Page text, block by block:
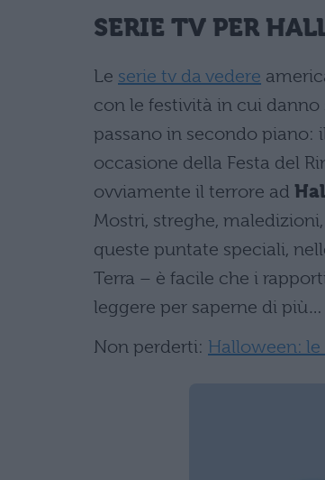
SERIE TV PER
Le serie tv da vedere
con le festività in cui
passano in secondo piano:
occasione della Festa del
ovviamente il terrore ad
Mostri, streghe,
queste puntate speciali,
Terra – è facile che i
leggere per saperne di più…
Non perderti: Halloween: